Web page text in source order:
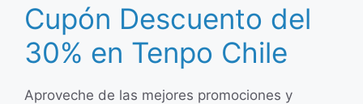
Cupón Descuento del
30% en Tenpo Chile
Aproveche de las mejores promociones y